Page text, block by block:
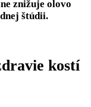
znižuje olovo
štúdii.
kostí